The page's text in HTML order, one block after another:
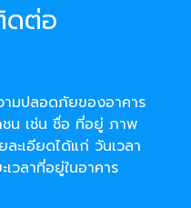
ดต่อ
มปลอดภัยของอาคาร
ชน เช่น ชื่อ ที่อยู่ ภาพ
ะเอียดได้แก่ วันเวลา
วลาที่อยู่ในอาคาร